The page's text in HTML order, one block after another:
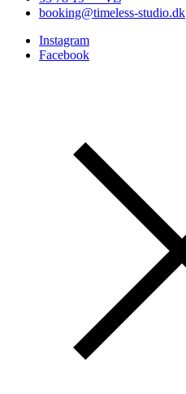
booking@timeless-studio.dk
Instagram
Facebook